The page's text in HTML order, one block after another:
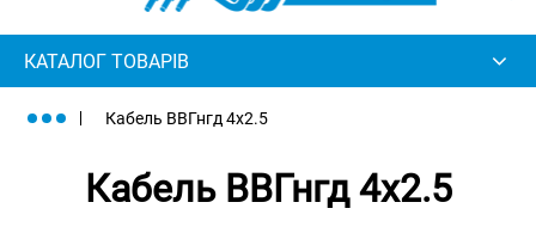
КАТАЛОГ ТОВАРІВ
Кабель ВВГнгд 4х2.5
Кабель ВВГнгд 4х2.5